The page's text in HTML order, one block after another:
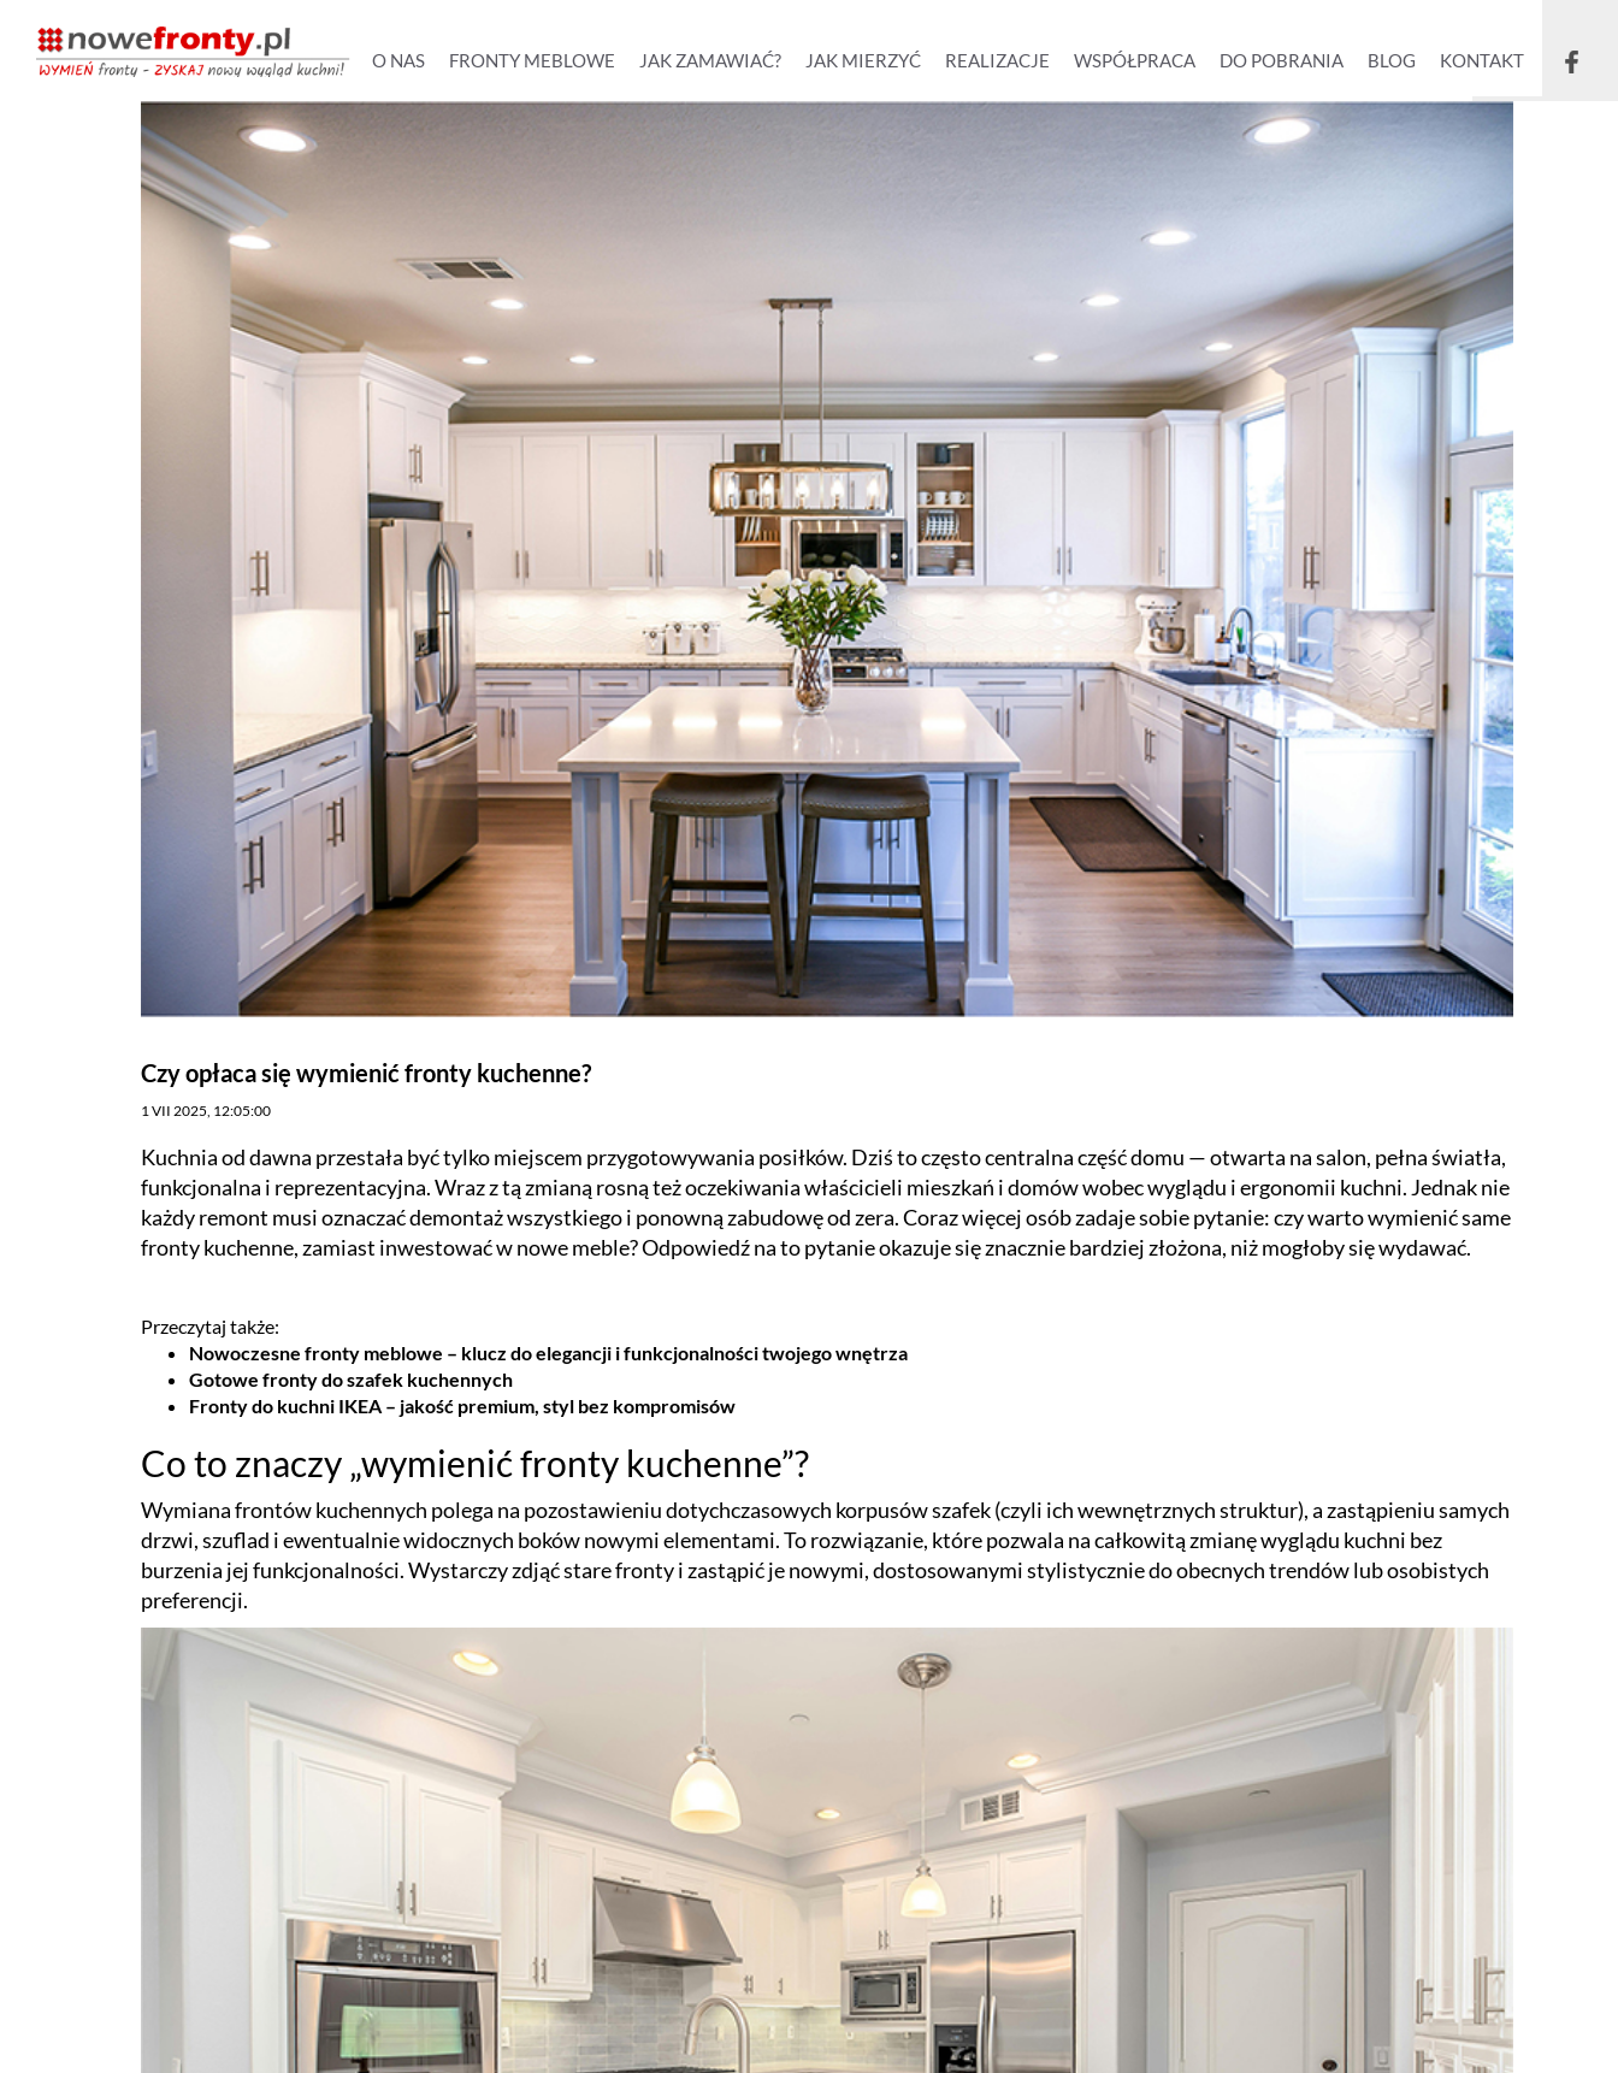
O NAS FRONTY MEBLOWE JAK ZAMAWIAĆ? JAK MIERZYĆ REALIZACJE WSPÓŁPRACA DO POBRANIA BLOG KONTAKT
Czy opłaca się wymienić fronty kuchenne?
1 VII 2025, 12:05:00
Kuchnia od dawna przestała być tylko miejscem przygotowywania posiłków. Dziś to często centralna część domu — otwarta na salon, pełna światła,
funkcjonalna i reprezentacyjna. Wraz z tą zmianą rosną też oczekiwania właścicieli mieszkań i domów wobec wyglądu i ergonomii kuchni. Jednak nie
każdy remont musi oznaczać demontaż wszystkiego i ponowną zabudowę od zera. Coraz więcej osób zadaje sobie pytanie: czy warto wymienić same
fronty kuchenne, zamiast inwestować w nowe meble? Odpowiedź na to pytanie okazuje się znacznie bardziej złożona, niż mogłoby się wydawać.
Przeczytaj także:
Nowoczesne fronty meblowe – klucz do elegancji i funkcjonalności twojego wnętrza
Gotowe fronty do szafek kuchennych
Fronty do kuchni IKEA – jakość premium, styl bez kompromisów
Co to znaczy „wymienić fronty kuchenne”?
Wymiana frontów kuchennych polega na pozostawieniu dotychczasowych korpusów szafek (czyli ich wewnętrznych struktur), a zastąpieniu samych
drzwi, szuflad i ewentualnie widocznych boków nowymi elementami. To rozwiązanie, które pozwala na całkowitą zmianę wyglądu kuchni bez
burzenia jej funkcjonalności. Wystarczy zdjąć stare fronty i zastąpić je nowymi, dostosowanymi stylistycznie do obecnych trendów lub osobistych
preferencji.